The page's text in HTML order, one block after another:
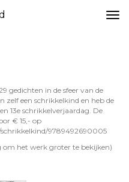
gedichten in de sfeer van de
zelf een schrikkelkind en heb de
13e schrikkelverjaardag. De
€ 15,- op
9789492690005
om het werk groter te bekijken)